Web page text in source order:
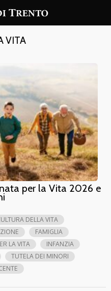
VITA
per la Vita 2026 e
DELLA VITA
FAMIGLIA
LA VITA
INFANZIA
TUTELA DEI MINORI